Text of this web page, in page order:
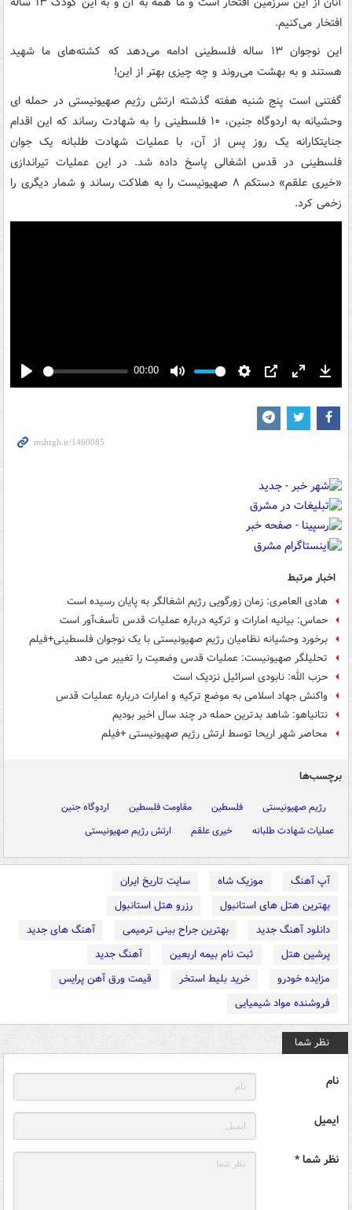
افتخار می‌کنیم.
این نوجوان ۱۳ ساله فلسطینی ادامه می‌دهد که کشته‌های ما شهید
هستند و به بهشت می‌روند و چه چیزی بهتر از این!
گفتنی است پنج شنبه هفته گذشته ارتش رژیم صهیونیستی در حمله ای
وحشیانه به اردوگاه جنین، ۱۰ فلسطینی را به شهادت رساند که این اقدام
جنایتکارانه یک روز پس از آن، با عملیات شهادت طلبانه یک جوان
فلسطینی در قدس اشغالی پاسخ داده شد. در این عملیات تیراندازی
«خیری علقم» دستکم ۸ صهیونیست را به هلاکت رساند و شمار دیگری را
زخمی کرد.
Play
00:00
Mute Settings
PIP Enter
fullscreen
اخبار مرتبط
هادی العامری: زمان زورگویی رژیم اشغالگر به پایان رسیده است
حماس: بیانیه امارات و ترکیه درباره عملیات قدس تأسف‌آور است
برخورد وحشیانه نظامیان رژیم صهیونیستی با یک نوجوان فلسطینی+فیلم
تحلیلگر صهیونیست: عملیات قدس وضعیت را تغییر می دهد
حزب الله: نابودی اسرائیل نزدیک است
واکنش جهاد اسلامی به موضع ترکیه و امارات درباره عملیات قدس
نتانیاهو: شاهد بدترین حمله در چند سال اخیر بودیم
محاصر شهر اریحا توسط ارتش رژیم صهیونیستی +فیلم
برچسب‌ها
رژیم صهیونیستی فلسطین مقاومت فلسطین
اردوگاه جنین
عملیات شهادت طلبانه
خیری علقم ارتش رژیم صهیونیستی
آپ آهنگ موزیک شاه
سایت تاریخ ایران
بهترین هتل های استانبول
رزرو هتل استانبول
دانلود آهنگ جدید
بهترین جراح بینی ترمیمی
آهنگ های جدید
پرشین هتل
ثبت نام بیمه اربعین
آهنگ جدید
مزایده خودرو
خرید بلیط استخر
قیمت ورق آهن پرایس
فروشنده مواد شیمیایی
نظر شما
نام
ایمیل
نظر شما *